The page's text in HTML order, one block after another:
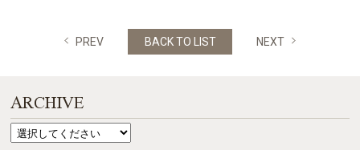
PREV NEXT
BACK TO LIST
ARCHIVE